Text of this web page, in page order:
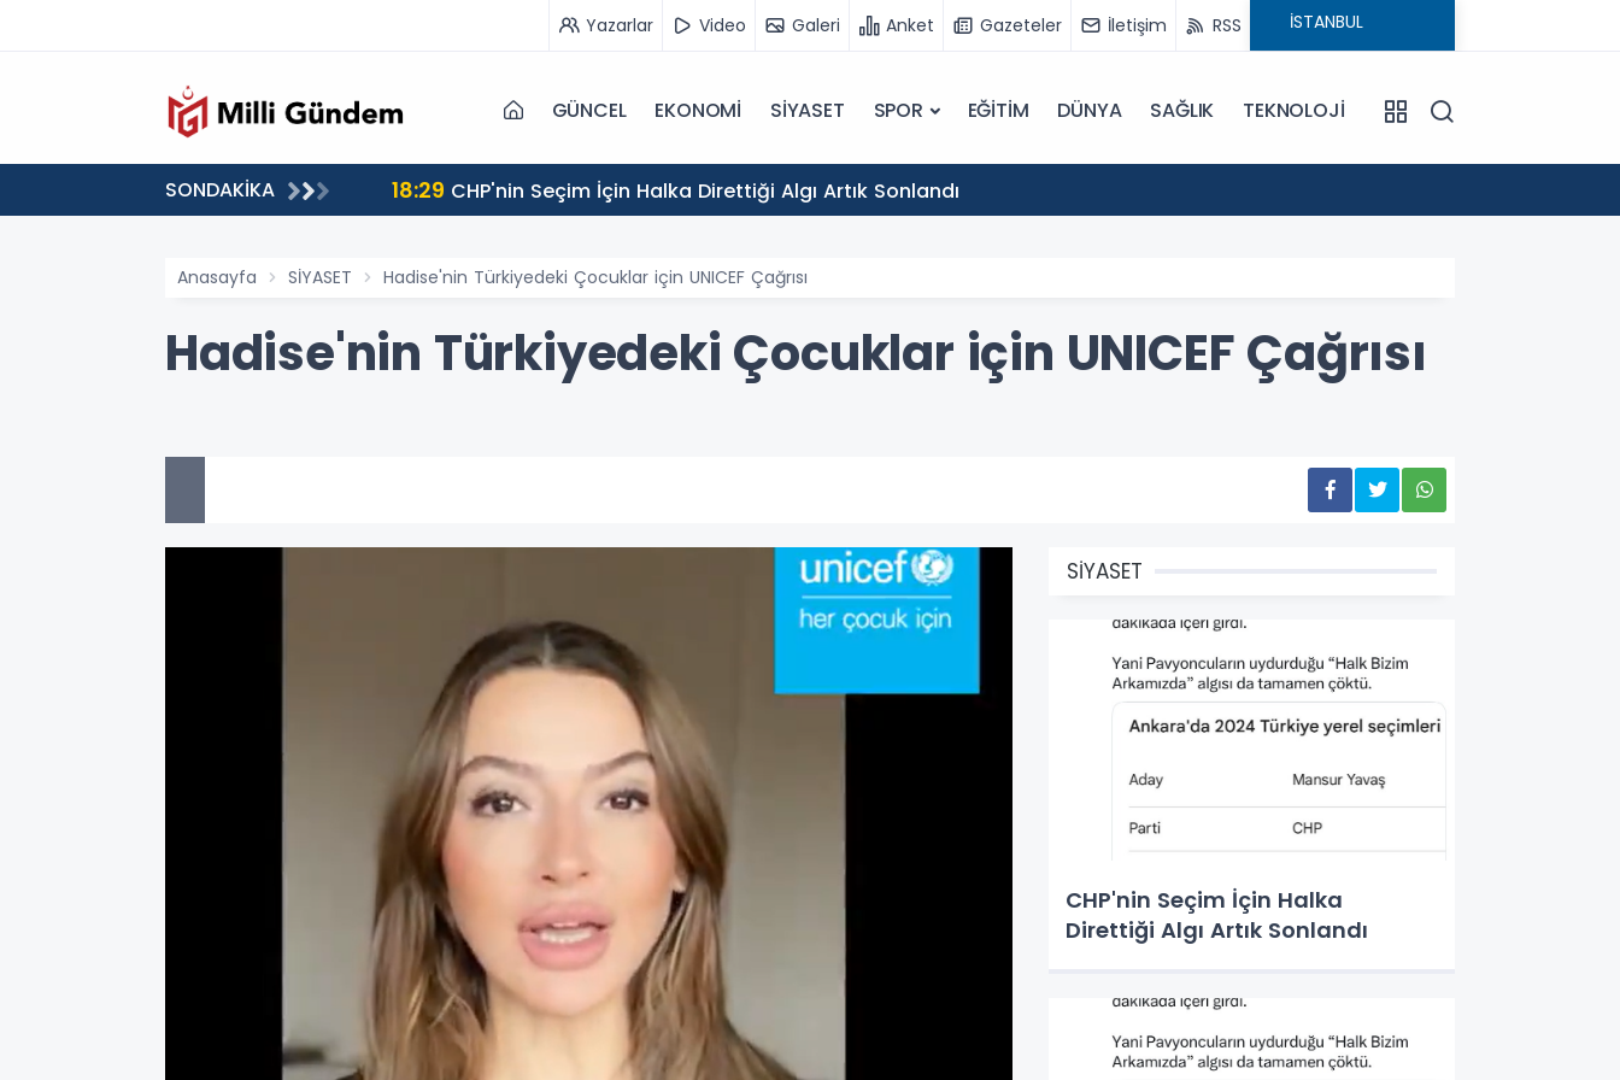
Yazarlar Video Galeri Anket Gazeteler İletişim RSS
GÜNCEL EKONOMİ SİYASET SPOR EĞİTİM DÜNYA SAĞLIK TEKNOLOJİ
SONDAKİKA 18:29 CHP'nin Seçim İçin Halka Direttiği Algı Artık Sonlandı
Anasayfa SİYASET Hadise'nin Türkiyedeki Çocuklar için UNICEF Çağrısı
Hadise'nin Türkiyedeki Çocuklar için UNICEF Çağrısı
SİYASET
CHP'nin Seçim İçin Halka
Direttiği Algı Artık Sonlandı